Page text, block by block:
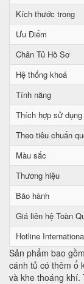
Kích thước trong
Ưu Điểm
Chân Tủ Hồ Sơ
Hệ thống khoá
Tính năng
Thích hợp sử dụng
Theo tiêu chuẩn
Màu sắc
Thương hiệu
Bảo hành
Giá liên hệ Toàn
Hotline
Sản phẩm bao
cánh tủ có thêm ổ
và khe thoáng khí.